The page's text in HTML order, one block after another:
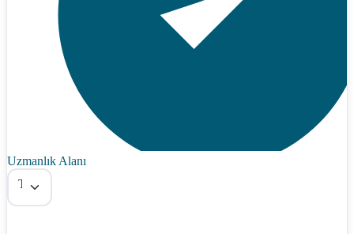
Uzmanlık Alanı
Tümü